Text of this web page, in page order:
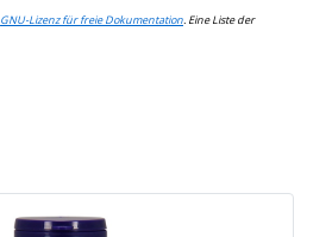
GNU-Lizenz für freie Dokumentation. Eine Liste der